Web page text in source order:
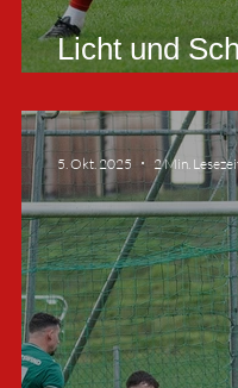
Licht und
5. Okt. 2025 2 Min.